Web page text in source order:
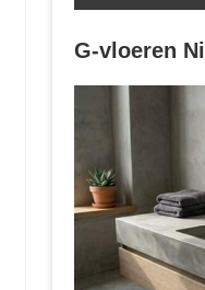
G-vloeren